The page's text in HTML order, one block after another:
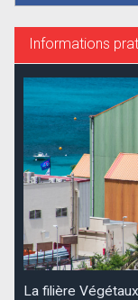
Informations
La filière